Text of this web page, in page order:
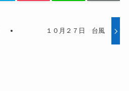
１０月２７日 台風